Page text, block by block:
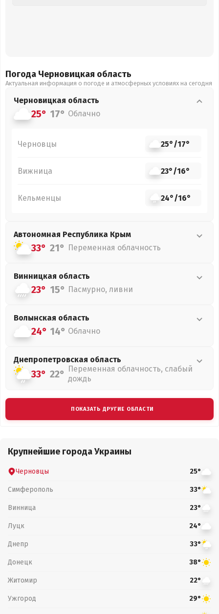
Погода Черновицкая область
Актуальная информация о погоде и атмосферных условиях на сегодня
Черновицкая область
25° 17° Облачно
Черновцы 25°/17°
Вижница 23°/16°
Кельменцы 24°/16°
Автономная Республика Крым
33° 21° Переменная облачность
Винницкая область
23° 15° Пасмурно, ливни
Волынская область
24° 14° Облачно
Днепропетровская область
33° 22° Переменная облачность, слабый
дождь
ПОКАЗАТЬ ДРУГИЕ ОБЛАСТИ
Крупнейшие города Украины
Черновцы 25°
Симферополь 33°
Винница 23°
Луцк 24°
Днепр 33°
Донецк 38°
Житомир 22°
Ужгород 29°